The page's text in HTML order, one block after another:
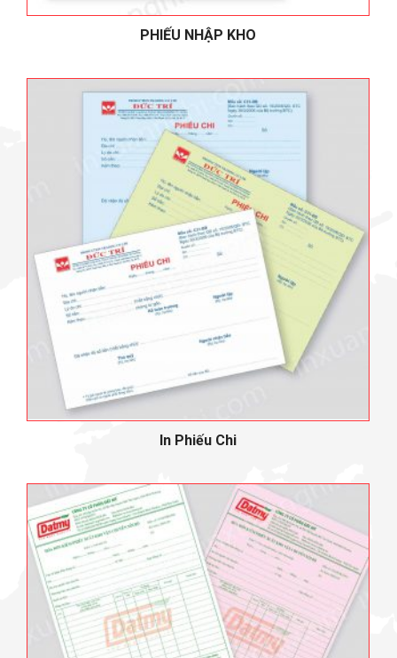
PHIẾU NHẬP KHO
In Phiếu Chi